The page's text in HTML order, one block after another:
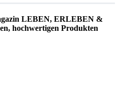
LEBEN, ERLEBEN &
hochwertigen Produkten